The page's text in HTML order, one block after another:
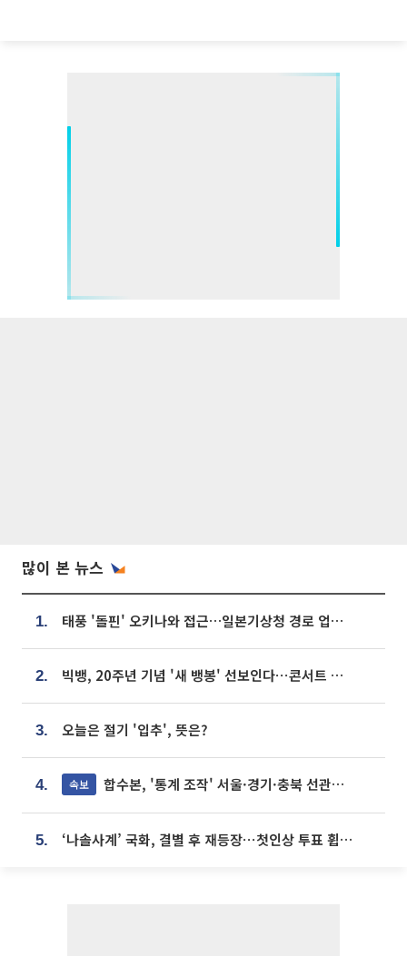
많이 본 뉴스
1. 태풍 '돌핀' 오키나와 접근…일본기상청 경로 업데이트
2. 빅뱅, 20주년 기념 '새 뱅봉' 선보인다⋯콘서트 앞두고 팝업 개최
3. 오늘은 절기 '입추', 뜻은?
4. 속보 합수본, '통계 조작' 서울·경기·충북 선관위 등 추가 압수수색
5. ‘나솔사계’ 국화, 결별 후 재등장⋯첫인상 투표 휩쓸고 ‘인기녀’ 등극